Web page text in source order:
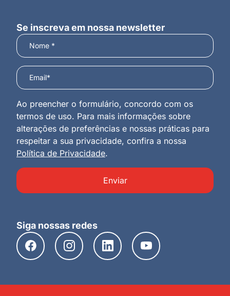
Se inscreva em nossa newsletter
Ao preencher o formulário, concordo com os
termos de uso. Para mais informações sobre
alterações de preferências e nossas práticas para
respeitar a sua privacidade, confira a nossa
Política de Privacidade.
Enviar
Siga nossas redes